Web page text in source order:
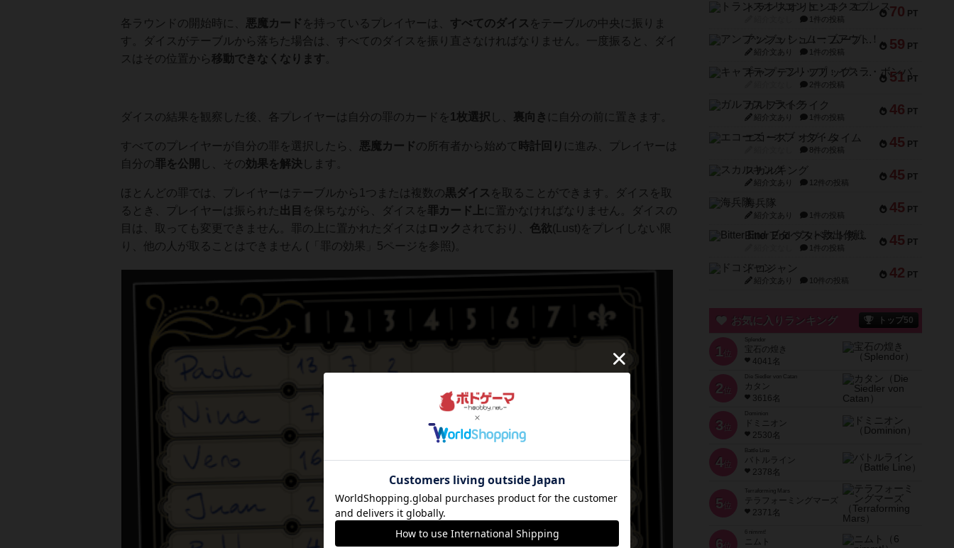
各ラウンドの開始時に、 悪魔カード を持っているプレイヤーは、 すべてのダイス をテーブルの中央に振りま
す。ダイスがテーブルから落ちた場合は、すべてのダイスを振り直さなければなりません。一度振ると、ダイ
スはその位置から 移動できなくなります
ダイスの結果を観察した後、各プレイヤーは自分の罪のカードを1枚選択 し、 裏向き に自分の前に置きます。
すべてのプレイヤーが自分の罪を選択したら、 悪魔カードの所有者から始めて 時計回り
に進み、プレイヤーは
自分の罪を公開 し、その効果を解決 します。
ほとんどの罪では、プレイヤーはテーブルから1つまたは複数の黒ダイス を取ることができます。ダイスを取
るとき、プレイヤーは振られた
出目 を保ちながら、ダイスを罪カード上 に置かなければなりません。ダイスの
目は、取っても変更できません。罪の上に置かれたダイスは ロック されており、 色欲(Lust)をプレイしない限
り、他の人が取ることはできません (「罪の効果」5ページを参照)。
70 PT
トランスオリエント・エクスプレス
1件の投稿
59 PT
アンブッシュ！：ムーブアウト！
紹介文あり 1件の投稿
51 PT
キャプテン・フリップ：イスラ・ボンバ
2件の投稿
46 PT
ガルフストライク
紹介文あり 1件の投稿
45 PT
エコーズ・オブ・タイム
8件の投稿
45 PT
スカルキング
紹介文あり 12件の投稿
45 PT
海兵隊
紹介文あり 1件の投稿
45 PT
Bitter End ブタペスト救出作戦
1件の投稿
42 PT
ドコジャン
紹介文あり 10件の投稿
お気に入りランキング トップ50
1 位
宝石の煌き
4041名
2 位
Die Siedler von Catan
カタン
3616名
3 位
ドミニオン
2530名
4位
Battle Line
バトルライン
2378名
5 位
Terraforming Mars
テラフォーミングマーズ
2371名
6 位
ニムト